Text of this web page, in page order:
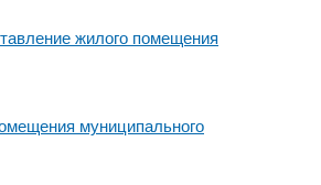
жилого помещения
муниципального